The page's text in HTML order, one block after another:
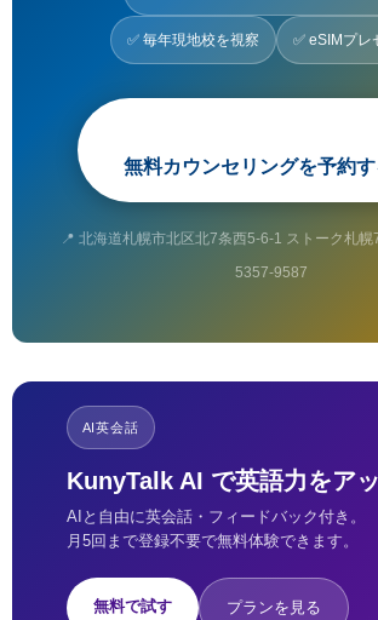
✅ 毎年現地校を視察 ✅ eSIMプレ
無料カウンセリングを予約
📍 北海道札幌市北区北7条西5-6-1 ストーク札
5357-9587
AI英会話
KunyTalk AI で英語力をア
AIと自由に英会話・フィードバック付き。
月5回まで登録不要で無料体験できます。
無料で試す プランを見る